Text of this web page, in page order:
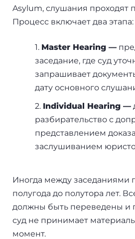
Asylum, слушания проходят
Процесс включает два этапа:
1. Master Hearing —
заседание, где суд
запрашивает
дату основного
2. Individual Hearing —
разбирательство с
представлением
заслушиванием
Иногда между заседаниями
полугода до полутора лет.
должны быть переведены и
суд не принимает
момент.